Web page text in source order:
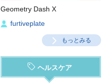
Geometry Dash X
furtiveplate
もっとみる
ヘルスケア